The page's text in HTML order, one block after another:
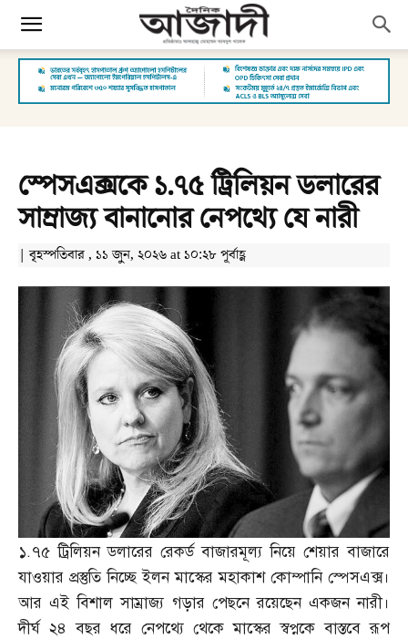
স্পেসএক্সকে ১.৭৫ ট্রিলিয়ন ডলারের
সাম্রাজ্য বানানোর নেপথ্যে যে নারী
| বৃহস্পতিবার , ১১ জুন, ২০২৬ at ১০:২৮ পূর্বাহ্ণ
১.৭৫ ট্রিলিয়ন ডলারের রেকর্ড বাজারমূল্য নিয়ে শেয়ার বাজারে
যাওয়ার প্রস্তুতি নিচ্ছে ইলন মাস্কের মহাকাশ কোম্পানি স্পেসএক্স।
আর এই বিশাল সাম্রাজ্য গড়ার পেছনে রয়েছেন একজন নারী।
দীর্ঘ ২৪ বছর ধরে নেপথ্যে থেকে মাস্কের স্বপ্নকে বাস্তবে রূপ